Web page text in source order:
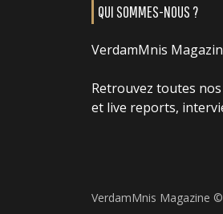
QUI SOMMES-NOUS ?
VerdamMnis
Retrouvez toutes
et live reports,
VerdamMnis Magazine